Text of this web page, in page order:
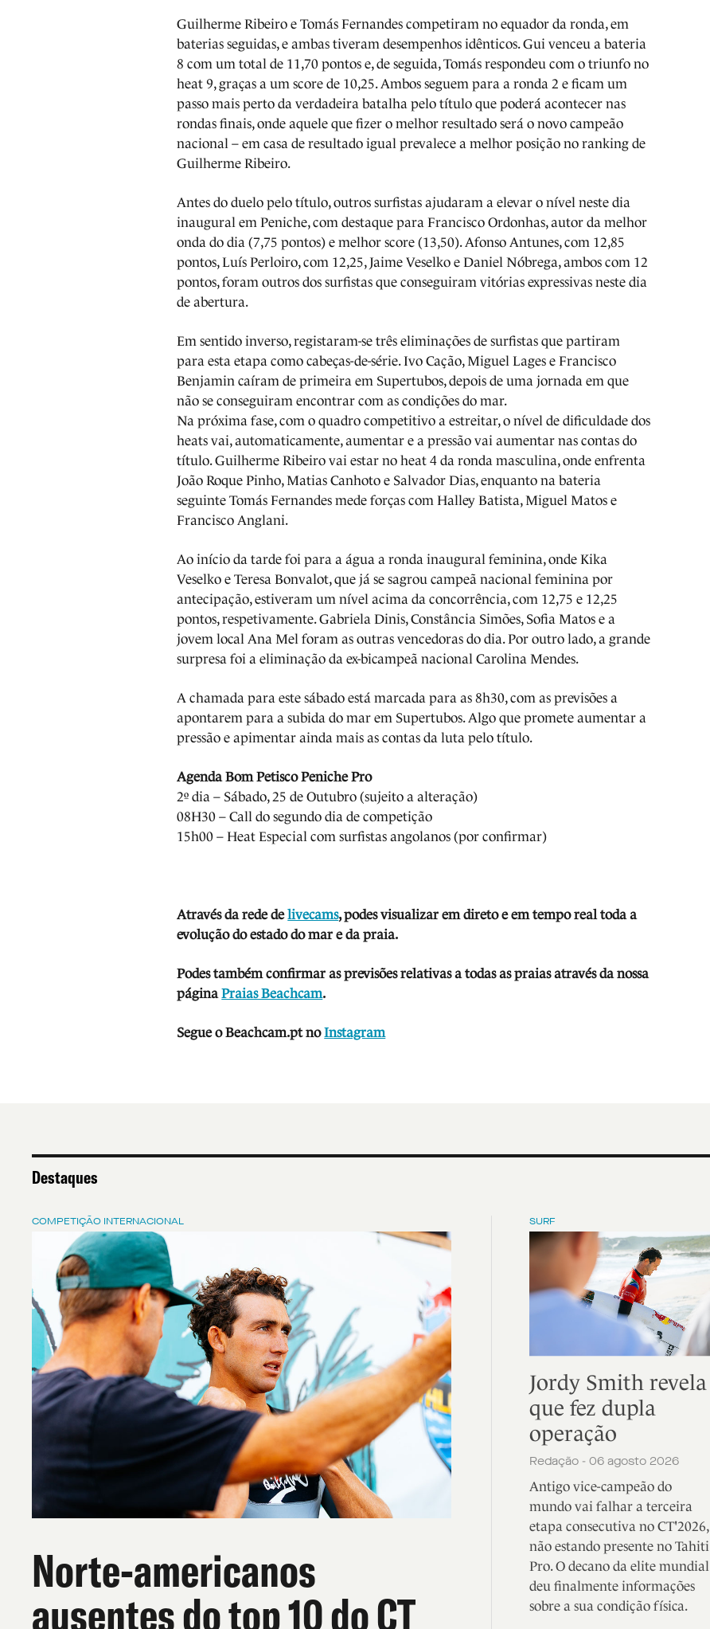
Guilherme Ribeiro e Tomás Fernandes competiram no equador da ronda, em
baterias seguidas, e ambas tiveram desempenhos idênticos. Gui venceu a bateria
8 com um total de 11,70 pontos e, de seguida, Tomás respondeu com o triunfo no
heat 9, graças a um score de 10,25. Ambos seguem para a ronda 2 e ficam um
passo mais perto da verdadeira batalha pelo título que poderá acontecer nas
rondas finais, onde aquele que fizer o melhor resultado será o novo campeão
nacional – em casa de resultado igual prevalece a melhor posição no ranking de
Guilherme Ribeiro.
Antes do duelo pelo título, outros surfistas ajudaram a elevar o nível neste dia
inaugural em Peniche, com destaque para Francisco Ordonhas, autor da melhor
onda do dia (7,75 pontos) e melhor score (13,50). Afonso Antunes, com 12,85
pontos, Luís Perloiro, com 12,25, Jaime Veselko e Daniel Nóbrega, ambos com 12
pontos, foram outros dos surfistas que conseguiram vitórias expressivas neste dia
de abertura.
Em sentido inverso, registaram-se três eliminações de surfistas que partiram
para esta etapa como cabeças-de-série. Ivo Cação, Miguel Lages e Francisco
Benjamin caíram de primeira em Supertubos, depois de uma jornada em que
não se conseguiram encontrar com as condições do mar.
Na próxima fase, com o quadro competitivo a estreitar, o nível de dificuldade dos
heats vai, automaticamente, aumentar e a pressão vai aumentar nas contas do
título. Guilherme Ribeiro vai estar no heat 4 da ronda masculina, onde enfrenta
João Roque Pinho, Matias Canhoto e Salvador Dias, enquanto na bateria
seguinte Tomás Fernandes mede forças com Halley Batista, Miguel Matos e
Francisco Anglani.
Ao início da tarde foi para a água a ronda inaugural feminina, onde Kika
Veselko e Teresa Bonvalot, que já se sagrou campeã nacional feminina por
antecipação, estiveram um nível acima da concorrência, com 12,75 e 12,25
pontos, respetivamente. Gabriela Dinis, Constância Simões, Sofia Matos e a
jovem local Ana Mel foram as outras vencedoras do dia. Por outro lado, a grande
surpresa foi a eliminação da ex-bicampeã nacional Carolina Mendes.
A chamada para este sábado está marcada para as 8h30, com as previsões a
apontarem para a subida do mar em Supertubos. Algo que promete aumentar a
pressão e apimentar ainda mais as contas da luta pelo título.
Agenda Bom Petisco Peniche Pro
2º dia – Sábado, 25 de Outubro (sujeito a alteração)
08H30 – Call do segundo dia de competição
15h00 – Heat Especial com surfistas angolanos (por confirmar)
Através da rede delivecams, podes visualizar em direto e em tempo real toda a
evolução do estado do mar e da praia.
Podes também confirmar as previsões relativas a todas as praias através da nossa
páginaPraias Beachcam.
Segue o Beachcam.pt no Instagram
Destaques
COMPETIÇÃO INTERNACIONAL
Norte-americanos
ausentes do top 10 do CT
SURF
Jordy Smith revela
que fez dupla
operação
Redação - 06 agosto 2026
Antigo vice-campeão do
mundo vai falhar a terceira
etapa consecutiva no CT'2026,
não estando presente no Tahiti
Pro. O decano da elite mundial
deu finalmente informações
sobre a sua condição física.